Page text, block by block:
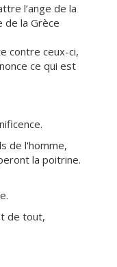
l’ange de la
de la Grèce
contre ceux-ci,
ce qui est
de l'homme,
la poitrine.
de tout,